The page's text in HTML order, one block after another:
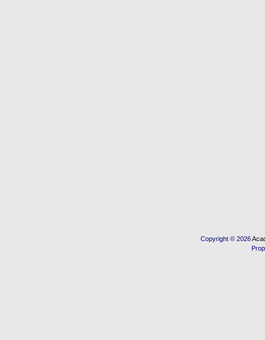
Copyright © 2026